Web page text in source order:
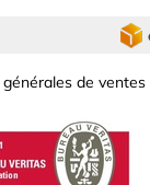
de ventes